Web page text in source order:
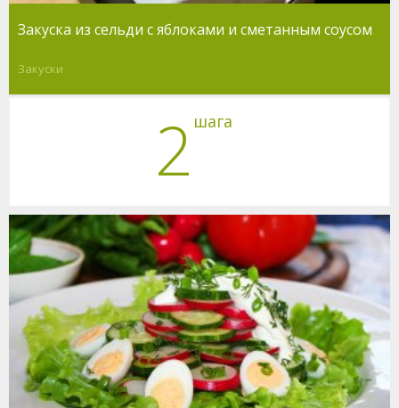
Закуска из сельди с яблоками и сметанным соусом
Закуски
2 шага